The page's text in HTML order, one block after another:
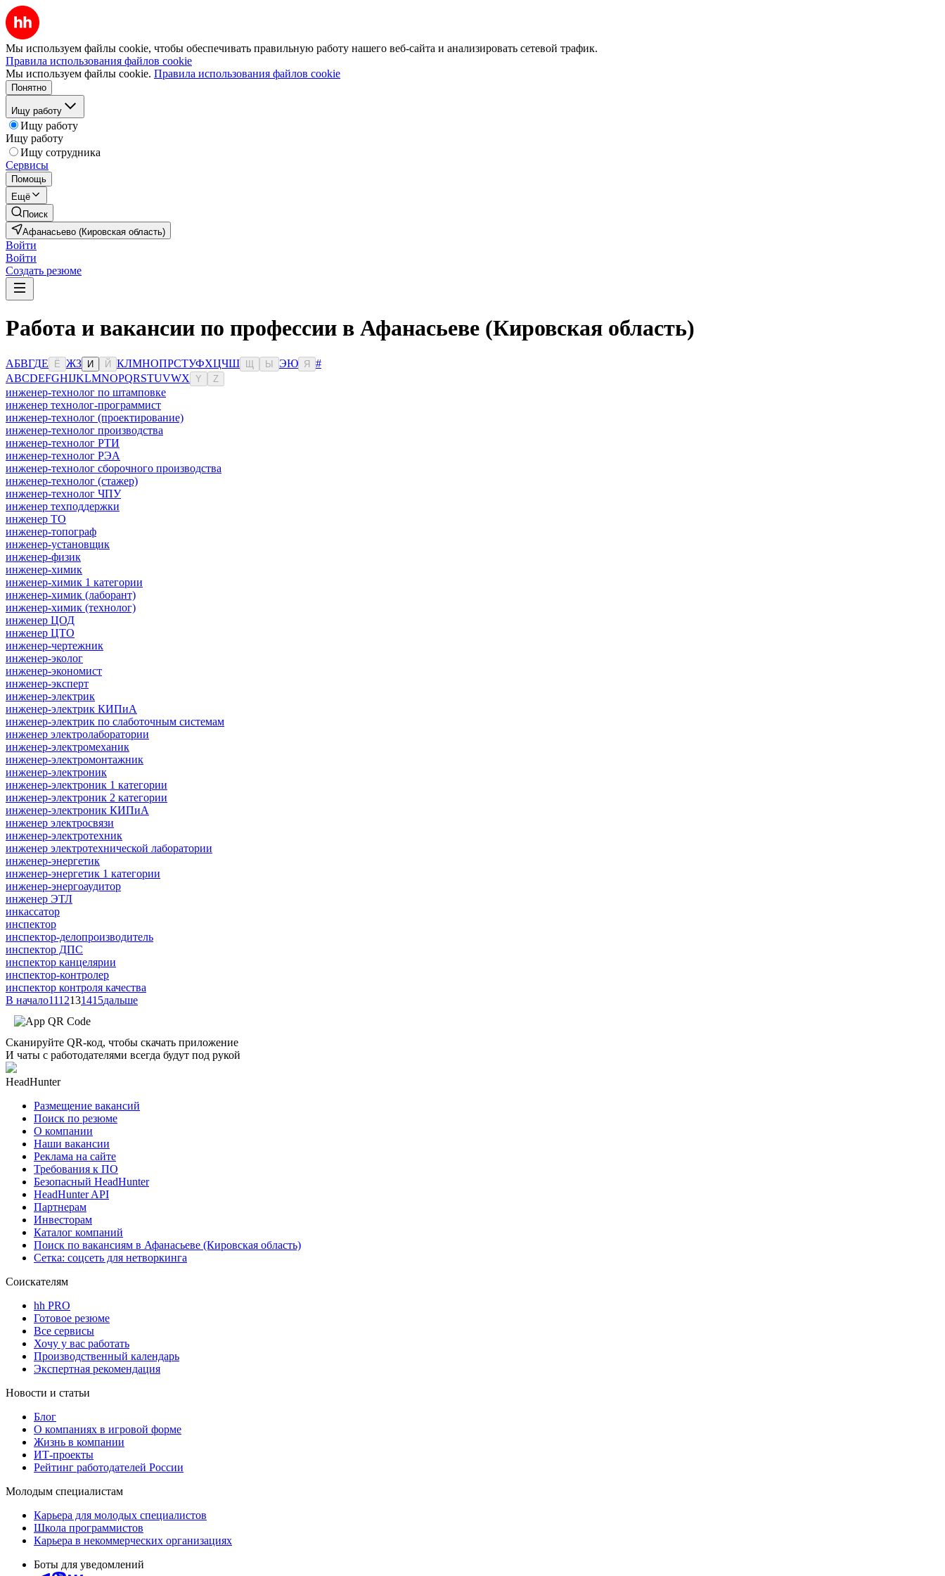
Мы используем файлы cookie, чтобы обеспечивать правильную работу нашего веб-сайта и анализировать сетевой трафик.
Правила использования файлов cookie
Мы используем файлы cookie. Правила использования файлов cookie
Понятно
Ищу работу
Ищу работу
Ищу работу
Ищу сотрудника
Сервисы
Помощь
Ещё
Поиск
Афанасьево (Кировская область)
Войти
Войти
Создать резюме
Работа и вакансии по профессии в Афанасьеве (Кировская область)
АБВГДЕ Ё ЖЗ И Й КЛМНОПРСТУФХЦЧШ Ы ЭЮ Я
#
ABCDEFGHIJKLMNOPQRSTUVWX Y Z
инженер-технолог по штамповке
инженер технолог-программист
инженер-технолог (проектирование)
инженер-технолог производства
инженер-технолог РТИ
инженер-технолог РЭА
инженер-технолог сборочного производства
инженер-технолог (стажер)
инженер-технолог ЧПУ
инженер техподдержки
инженер ТО
инженер-топограф
инженер-установщик
инженер-физик
инженер-химик
инженер-химик 1 категории
инженер-химик (лаборант)
инженер-химик (технолог)
инженер ЦОД
инженер ЦТО
инженер-чертежник
инженер-эколог
инженер-экономист
инженер-эксперт
инженер-электрик
инженер-электрик КИПиА
инженер-электрик по слаботочным системам
инженер электролаборатории
инженер-электромеханик
инженер-электромонтажник
инженер-электроник
инженер-электроник 1 категории
инженер-электроник 2 категории
инженер-электроник КИПиА
инженер электросвязи
инженер-электротехник
инженер электротехнической лаборатории
инженер-энергетик
инженер-энергетик 1 категории
инженер-энергоаудитор
инженер ЭТЛ
инкассатор
инспектор
инспектор-делопроизводитель
инспектор ДПС
инспектор канцелярии
инспектор-контролер
инспектор контроля качества
В начало1112131415дальше
Сканируйте QR-код, чтобы скачать приложение
И чаты с работодателями всегда будут под рукой
HeadHunter
Размещение вакансий
Поиск по резюме
О компании
Наши вакансии
Реклама на сайте
Требования к ПО
Безопасный HeadHunter
HeadHunter API
Партнерам
Инвесторам
Каталог компаний
Поиск по вакансиям в Афанасьеве (Кировская область)
Сетка: соцсеть для нетворкинга
Соискателям
hh PRO
Готовое резюме
Все сервисы
Хочу у вас работать
Производственный календарь
Экспертная рекомендация
Новости и статьи
Блог
О компаниях в игровой форме
Жизнь в компании
ИТ-проекты
Рейтинг работодателей России
Молодым специалистам
Карьера для молодых специалистов
Школа программистов
Карьера в некоммерческих организациях
Боты для уведомлений